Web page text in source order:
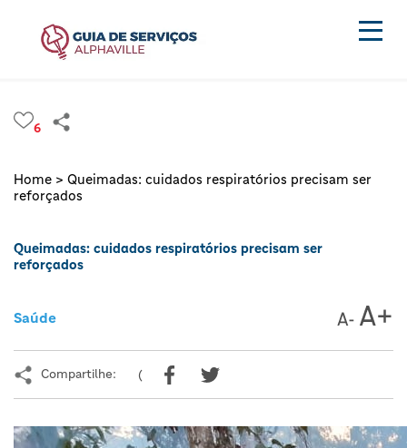
6
Home > Queimadas: cuidados respiratórios precisam ser
reforçados
Queimadas: cuidados respiratórios precisam ser
reforçados
Saúde
Compartilhe: (